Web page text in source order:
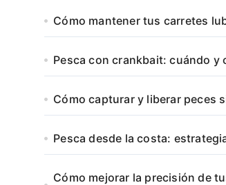
Cómo mantener tus carretes
Pesca con crankbait: cuándo y
Cómo capturar y liberar peces
Pesca desde la costa:
Cómo mejorar la precisión de